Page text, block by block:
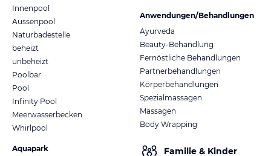
Innenpool
Aussenpool
Naturbadestelle
beheizt
unbeheizt
Poolbar
Pool
Infinity Pool
Meerwasserbecken
Whirlpool
Aquapark
Anwendungen/Behandlungen
Ayurveda
Beauty-Behandlung
Fernöstliche Behandlungen
Partnerbehandlungen
Körperbehandlungen
Spezialmassagen
Massagen
Body Wrapping
Familie & Kinder